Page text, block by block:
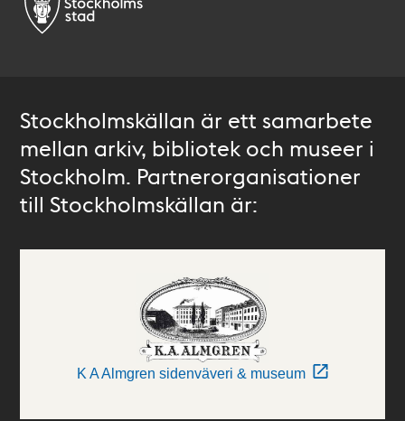
Stockholmskällan är ett samarbete
mellan arkiv, bibliotek och museer i
Stockholm. Partnerorganisationer
till Stockholmskällan är:
K A Almgren sidenväveri & museum